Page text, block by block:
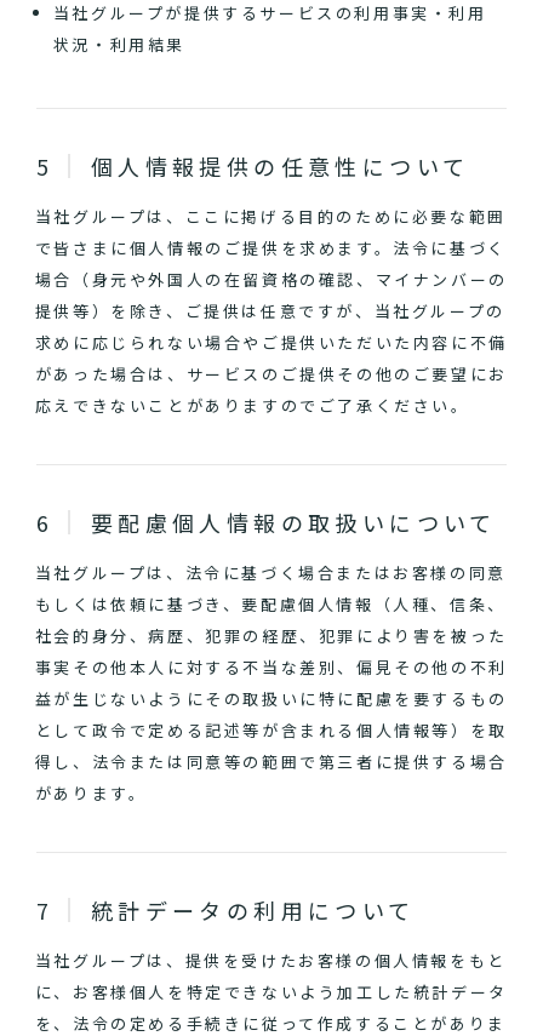
当社グループが提供するサービスの利用事実・利用
状況・利用結果
個人情報提供の任意性について
当社グループは、ここに掲げる目的のために必要な範囲
で皆さまに個人情報のご提供を求めます。法令に基づく
場合（身元や外国人の在留資格の確認、マイナンバーの
提供等）を除き、ご提供は任意ですが、当社グループの
求めに応じられない場合やご提供いただいた内容に不備
があった場合は、サービスのご提供その他のご要望にお
応えできないことがありますのでご了承ください。
要配慮個人情報の取扱いについて
当社グループは、法令に基づく場合またはお客様の同意
もしくは依頼に基づき、要配慮個人情報（人種、信条、
社会的身分、病歴、犯罪の経歴、犯罪により害を被った
事実その他本人に対する不当な差別、偏見その他の不利
益が生じないようにその取扱いに特に配慮を要するもの
として政令で定める記述等が含まれる個人情報等）を取
得し、法令または同意等の範囲で第三者に提供する場合
があります。
統計データの利用について
当社グループは、提供を受けたお客様の個人情報をもと
に、お客様個人を特定できないよう加工した統計データ
を、法令の定める手続きに従って作成することがありま